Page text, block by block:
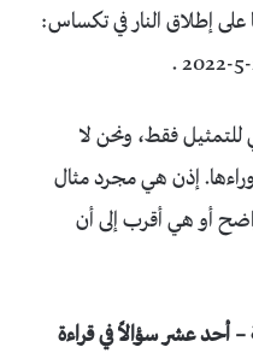
على إطلاق النار في تكساس:
للتمثيل فقط، ونحن لا
إذن هي مجرد مثال
أو هي أقرب إلى أن
– أحد عشر سؤالاً في قراءة